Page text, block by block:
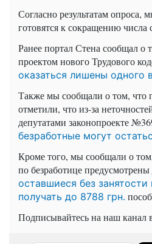
Согласно результатам опроса,
готовятся к сокращению числа
Ранее портал Стена сообщал о
проектом нового Трудового
оказаться лишены одного
Также мы сообщали о том, что
отметили, что из-за
депутатами законопроекте
безработные могут
Кроме того, мы сообщали о
по безработице
оставшиеся без
получать до 8788 грн.
Подписывайтесь на наш канал